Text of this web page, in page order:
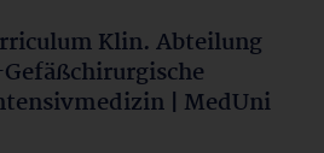
Klin. Abteilung
| MedUni